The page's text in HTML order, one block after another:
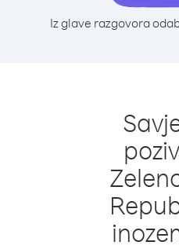
Iz glave razgovora